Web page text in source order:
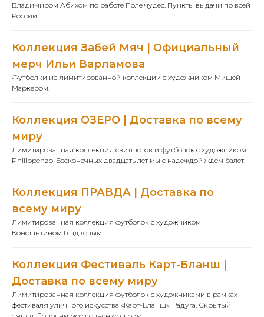
Владимиром Абихом по работе Поле чудес. Пункты выдачи по всей
России
Коллекция Забей Мяч | Официальный
мерч Ильи Варламова
Футболки из лимитированной коллекции с художником Мишей
Маркером.
Коллекция ОЗЕРО | Доставка по всему
миру
Лимитированная коллекция свитшотов и футболок с художником
Philippenzo. Бесконечных двадцать лет мы с надеждой ждем балет.
Коллекция ПРАВДА | Доставка по
всему миру
Лимитированная коллекция футболок с художником
Константином Гладковым.
Коллекция Фестиваль Карт-Бланш |
Доставка по всему миру
Лимитированная коллекция футболок с художниками в рамках
фестиваля уличного искусства «Карт-Бланш». Радуга. Скрытый